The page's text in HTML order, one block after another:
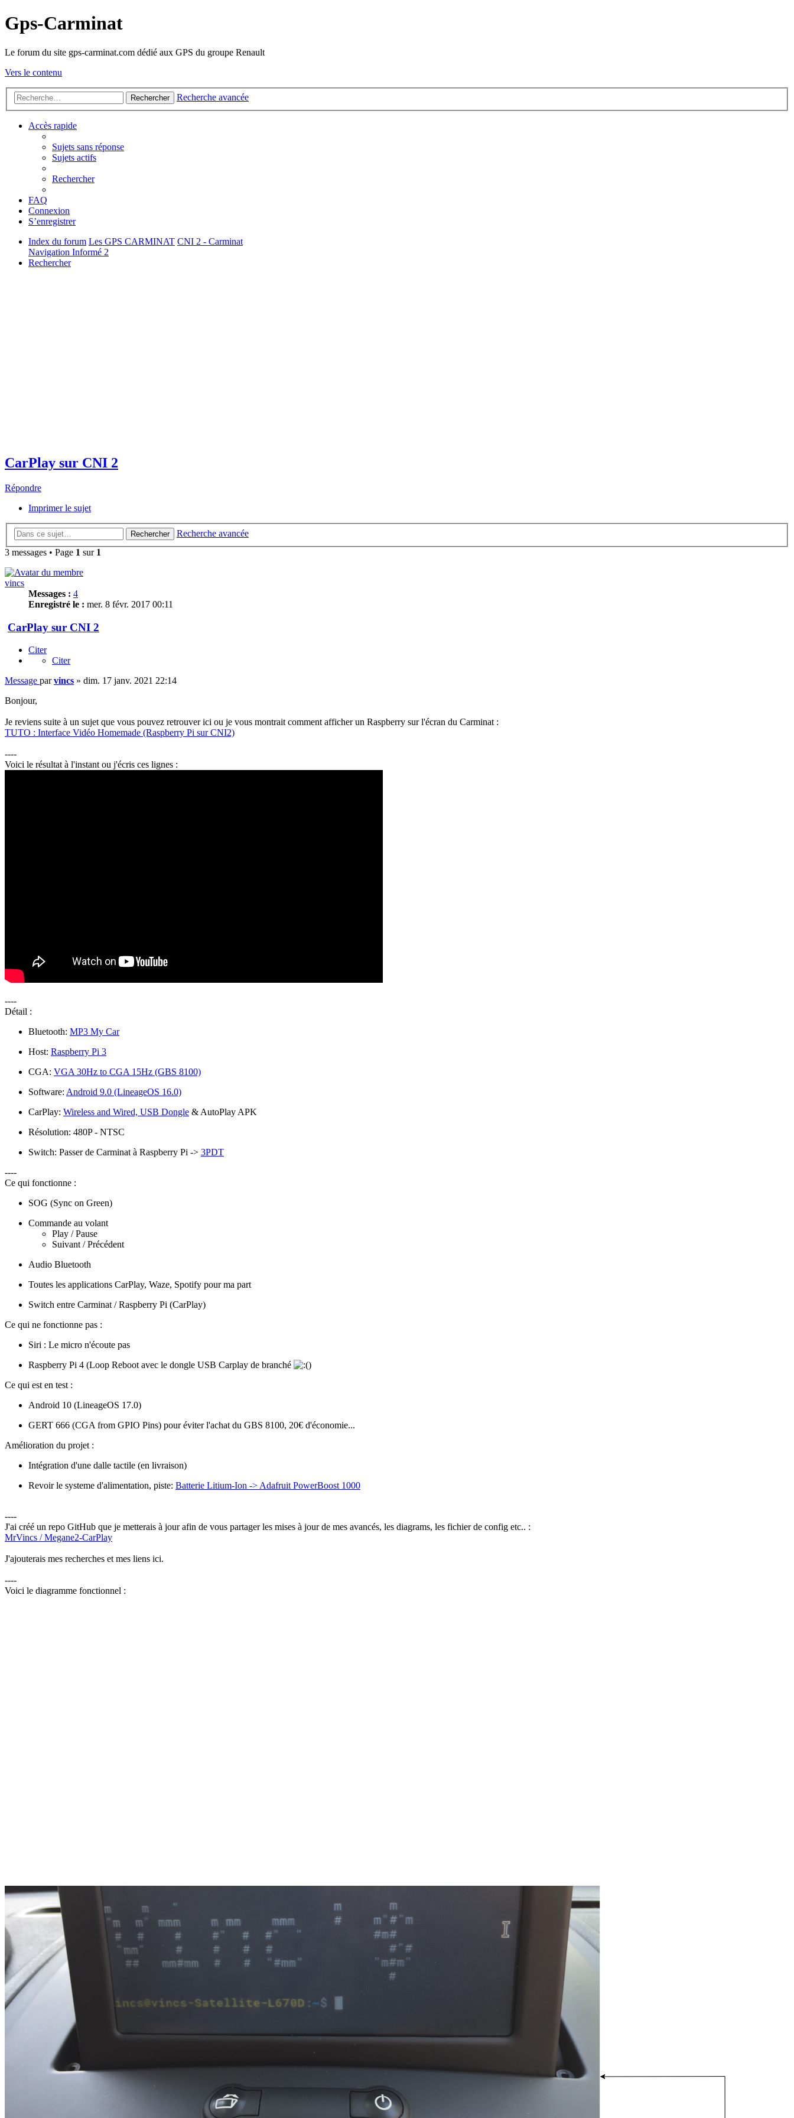
Gps-Carminat
Le forum du site gps-carminat.com dédié aux GPS du groupe Renault
Vers le contenu
Rechercher Recherche avancée
Accès rapide
Sujets sans réponse
Sujets actifs
Rechercher
FAQ
Connexion
S’enregistrer
Index du forum Les GPS CARMINAT CNI 2 - Carminat
Navigation Informé 2
Rechercher
CarPlay sur CNI 2
Répondre
Imprimer le sujet
Rechercher
Recherche avancée
3 messages • Page 1 sur 1
vincs
Messages : 4
Enregistré le : mer. 8 févr. 2017 00:11
CarPlay sur CNI 2
Citer
Citer
Message parvincs » dim. 17 janv. 2021 22:14
Bonjour,
Je reviens suite à un sujet que vous pouvez retrouver ici ou je vous montrait comment afficher un Raspberry sur l'écran du Carminat :
TUTO : Interface Vidéo Homemade (Raspberry Pi sur CNI2)
----
Voici le résultat à l'instant ou j'écris ces lignes :
----
Détail :
Bluetooth: MP3 My Car
Host: Raspberry Pi 3
CGA: VGA 30Hz to CGA 15Hz (GBS 8100)
Software: Android 9.0 (LineageOS 16.0)
CarPlay: Wireless and Wired, USB Dongle & AutoPlay APK
Résolution: 480P - NTSC
Switch: Passer de Carminat à Raspberry Pi -> 3PDT
----
Ce qui fonctionne :
SOG (Sync on Green)
Commande au volant
Play / Pause
Suivant / Précédent
Audio Bluetooth
Toutes les applications CarPlay, Waze, Spotify pour ma part
Switch entre Carminat / Raspberry Pi (CarPlay)
Ce qui ne fonctionne pas :
Siri : Le micro n'écoute pas
Raspberry Pi 4 (Loop Reboot avec le dongle USB Carplay de branché
)
Ce qui est en test :
Android 10 (LineageOS 17.0)
GERT 666 (CGA from GPIO Pins) pour éviter l'achat du GBS 8100, 20€ d'économie...
Amélioration du projet :
Intégration d'une dalle tactile (en livraison)
Revoir le systeme d'alimentation, piste: Batterie Litium-Ion -> Adafruit PowerBoost 1000
----
J'ai créé un repo GitHub que je metterais à jour afin de vous partager les mises à jour de mes avancés, les diagrams, les fichier de config etc.. :
MrVincs / Megane2-CarPlay
J'ajouterais mes recherches et mes liens ici.
----
Voici le diagramme fonctionnel :